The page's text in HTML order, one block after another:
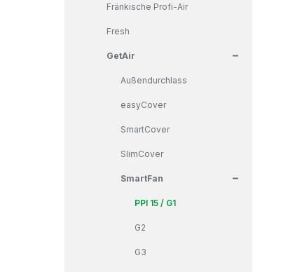
Fränkische Profi-Air
Fresh
GetAir
Außendurchlass
easyCover
SmartCover
SlimCover
SmartFan
PPI 15 / G1
G2
G3